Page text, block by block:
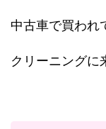
中古車で買われ
クリーニングに